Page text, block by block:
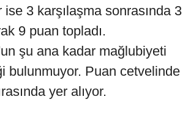
3 karşılaşma sonrasında 3
9 puan topladı.
şu ana kadar mağlubiyeti
bulunmuyor. Puan cetvelinde
yer alıyor.